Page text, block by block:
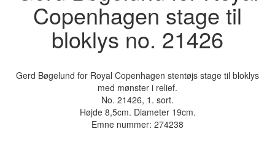
Copenhagen stage til
bloklys no. 21426
Gerd Bøgelund for Royal Copenhagen stentøjs stage til bloklys
med mønster i relief.
No. 21426, 1. sort.
Højde 8,5cm. Diameter 19cm.
Emne nummer: 274238